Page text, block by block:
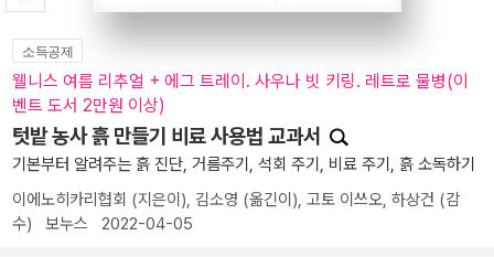
소득공제
웰니스 여름 리추얼 + 에그 트레이. 사우나 빗 키링. 레트로 물병(이
벤트 도서 2만원 이상)
텃밭 농사 흙 만들기 비료 사용법 교과서
기본부터 알려주는 흙 진단, 거름주기, 석회 주기, 비료 주기, 흙 소독하기
이에노히카리협회 (지은이), 김소영 (옮긴이), 고토 이쓰오, 하상건 (감
수) 보누스 2022-04-05